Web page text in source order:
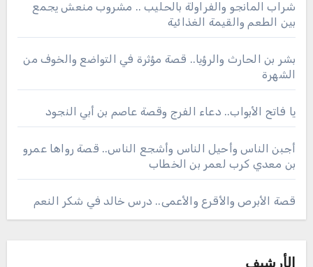
شراب المانجو والفراولة بالحليب .. مشروب منعش يجمع
بين الطعم والقيمة الغذائية
بشر بن الحارث والرؤيا.. قصة مؤثرة في التواضع والخوف من
الشهرة
يا فاتح الأبواب.. دعاء الفرج وقصة عاصم بن أبي النجود
أجبن الناس وأحيل الناس وأشجع الناس.. قصة رواها عمرو
بن معدي كرب لعمر بن الخطاب
قصة الأبرص والأقرع والأعمى.. درس خالد في شكر النعم